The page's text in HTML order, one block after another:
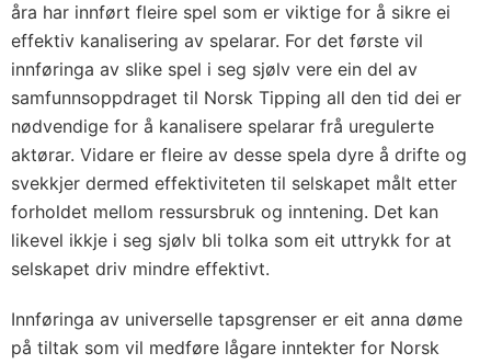
åra har innført fleire spel som er viktige for å sikre ei
effektiv kanalisering av spelarar. For det første vil
innføringa av slike spel i seg sjølv vere ein del av
samfunnsoppdraget til Norsk Tipping all den tid dei er
nødvendige for å kanalisere spelarar frå uregulerte
aktørar. Vidare er fleire av desse spela dyre å drifte og
svekkjer dermed effektiviteten til selskapet målt etter
forholdet mellom ressursbruk og inntening. Det kan
likevel ikkje i seg sjølv bli tolka som eit uttrykk for at
selskapet driv mindre effektivt.
Innføringa av universelle tapsgrenser er eit anna døme
på tiltak som vil medføre lågare inntekter for Norsk